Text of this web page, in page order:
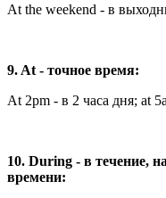
At the weekend - в
9. At - точное время:
At 2pm - в 2 часа дня; at
10. During - в течение,
времени: